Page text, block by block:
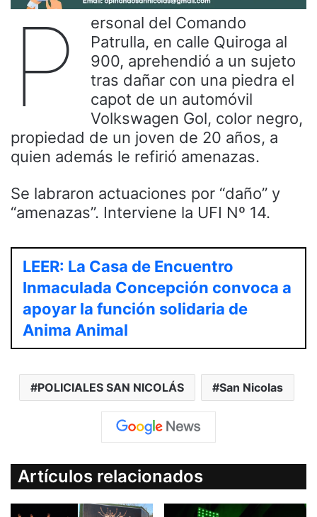
P
ersonal del Comando
Patrulla, en calle Quiroga al
900, aprehendió a un sujeto
tras dañar con una piedra el
capot de un automóvil
Volkswagen Gol, color negro,
propiedad de un joven de 20 años, a
quien además le refirió amenazas.
Se labraron actuaciones por “daño” y
“amenazas”. Interviene la UFI Nº 14.
LEER: La Casa de Encuentro
Inmaculada Concepción convoca a
apoyar la función solidaria de
Anima Animal
POLICIALES SAN NICOLÁS San Nicolas
Artículos relacionados